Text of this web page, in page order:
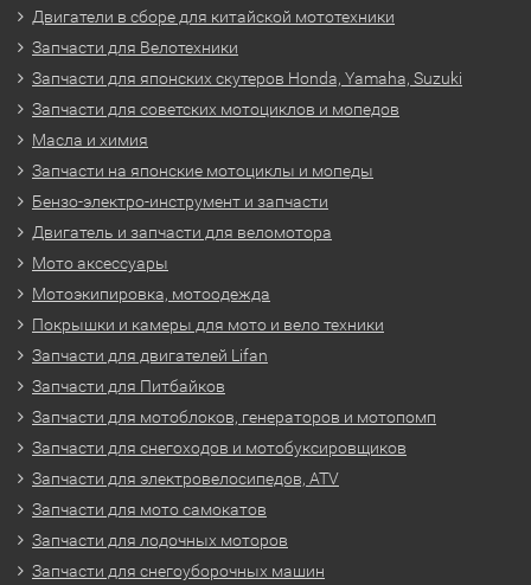
Двигатели в сборе для китайской мототехники
Запчасти для Велотехники
Запчасти для японских скутеров Honda, Yamaha, Suzuki
Запчасти для советских мотоциклов и мопедов
Масла и химия
Запчасти на японские мотоциклы и мопеды
Бензо-электро-инструмент и запчасти
Двигатель и запчасти для веломотора
Мото аксессуары
Мотоэкипировка, мотоодежда
Покрышки и камеры для мото и вело техники
Запчасти для двигателей Lifan
Запчасти для Питбайков
Запчасти для мотоблоков, генераторов и мотопомп
Запчасти для снегоходов и мотобуксировщиков
Запчасти для электровелосипедов, ATV
Запчасти для мото самокатов
Запчасти для лодочных моторов
Запчасти для снегоуборочных машин